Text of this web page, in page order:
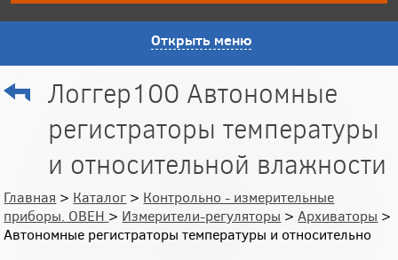
Открыть меню
Логгер100 Автономные
регистраторы температуры
и относительной влажности
Главная > Каталог > Контрольно - измерительные
приборы. ОВЕН > Измерители-регуляторы > Архиваторы >
Автономные регистраторы температуры и относительно